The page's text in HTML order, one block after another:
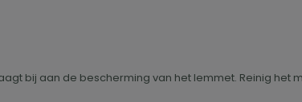
bij aan de bescherming van het lemmet. Reinig